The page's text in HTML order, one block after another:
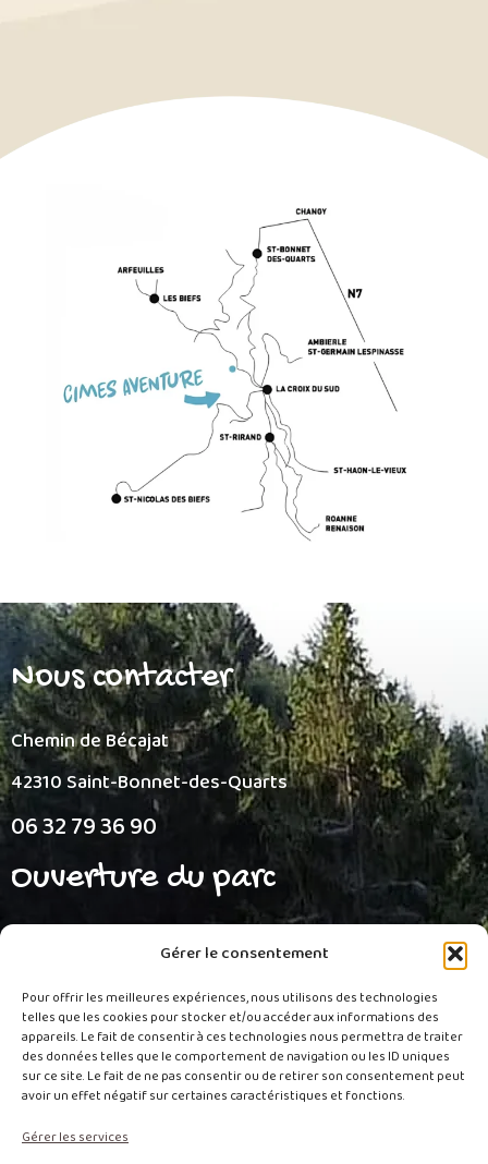
Gérer le consentement
Pour offrir les meilleures expériences, nous utilisons des technologies
telles que les cookies pour stocker et/ou accéder aux informations des
appareils. Le fait de consentir à ces technologies nous permettra de traiter
des données telles que le comportement de navigation ou les ID uniques
sur ce site. Le fait de ne pas consentir ou de retirer son consentement peut
avoir un effet négatif sur certaines caractéristiques et fonctions.
Gérer les services
Nous contacter
Chemin de Bécajat
42310 Saint-Bonnet-des-Quarts
06 32 79 36 90
Ouverture du parc
Nous vous accueillons pendant les vacances de
Pâques, d’été et de la Toussaint, ainsi que les week-
ends hors vacances scolaires et les jours fériés. En
été, profitez du parc en continu de 10h30 à 19h ; le
reste de la saison, ouverture l’après-midi de 14h à
18h30. Les départs se font uniquement sur